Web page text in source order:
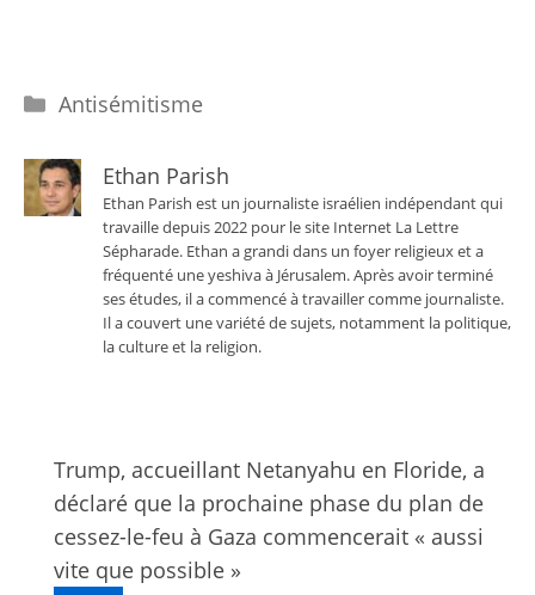
Catégories
Antisémitisme
Ethan Parish
Ethan Parish est un journaliste israélien indépendant qui
travaille depuis 2022 pour le site Internet La Lettre
Sépharade. Ethan a grandi dans un foyer religieux et a
fréquenté une yeshiva à Jérusalem. Après avoir terminé
ses études, il a commencé à travailler comme journaliste.
Il a couvert une variété de sujets, notamment la politique,
la culture et la religion.
Trump, accueillant Netanyahu en Floride, a
déclaré que la prochaine phase du plan de
cessez-le-feu à Gaza commencerait « aussi
vite que possible »